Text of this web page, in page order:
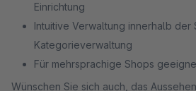
Einrichtung
Intuitive Verwaltung innerhalb der
Kategorieverwaltung
Für mehrsprachige Shops
Wünschen Sie sich auch, das